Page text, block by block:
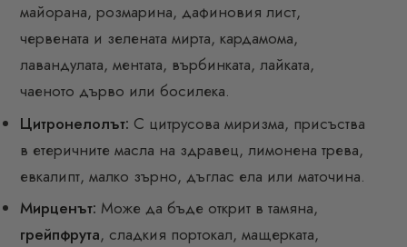
майорана, розмарина, дафиновия лист,
червената и зелената мирта, кардамома,
лавандулата, ментата, върбинката, лайката,
чаеното дърво или босилека.
Цитронелолът: С цитрусова миризма, присъства
в етеричните масла на здравец, лимонена трева,
евкалипт, малко зърно, дъглас ела или маточина.
Мирценът: Може да бъде открит в тамяна,
грейпфрута, сладкия портокал, мащерката,